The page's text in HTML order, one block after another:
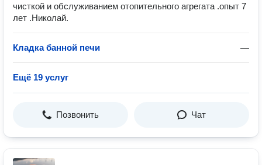
чисткой и обслуживанием отопительного агрегата .опыт 7
лет .Николай.
Кладка банной печи —
Ещё 19 услуг
Позвонить Чат